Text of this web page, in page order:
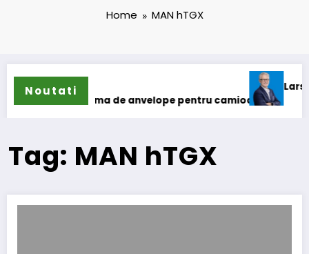
Home MAN hTGX
Noutati
extinde gama de anvelope pentru camioane
Lars
Tag: MAN hTGX